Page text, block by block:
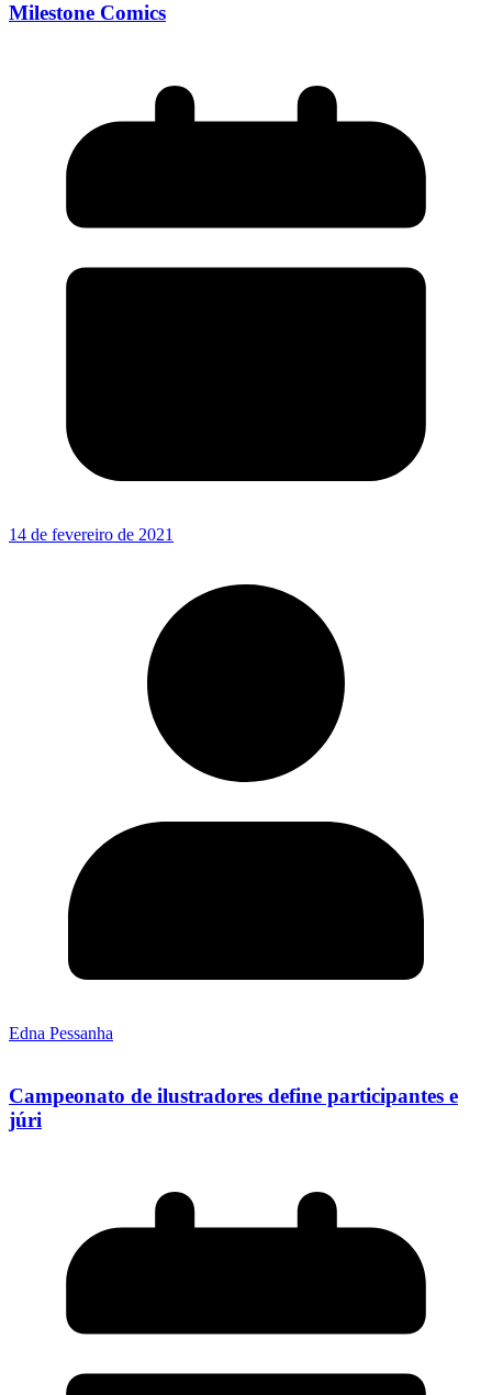
Milestone Comics
14 de fevereiro de 2021
Edna Pessanha
Campeonato de ilustradores define participantes e
júri